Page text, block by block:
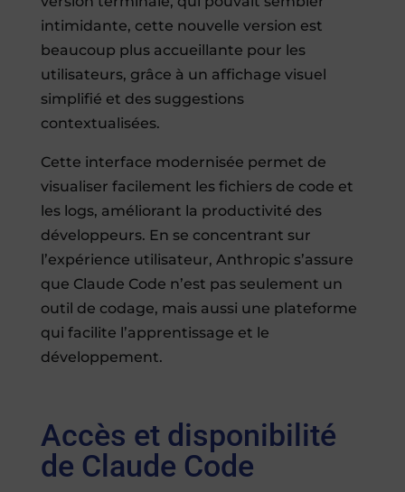
intimidante, cette nouvelle version est
beaucoup plus accueillante pour les
utilisateurs, grâce à un affichage visuel
simplifié et des suggestions
contextualisées.
Cette interface modernisée permet de
visualiser facilement les fichiers de code et
les logs, améliorant la productivité des
développeurs. En se concentrant sur
l’expérience utilisateur, Anthropic s’assure
que Claude Code n’est pas seulement un
outil de codage, mais aussi une plateforme
qui facilite l’apprentissage et le
développement.
Accès et disponibilité
de Claude Code